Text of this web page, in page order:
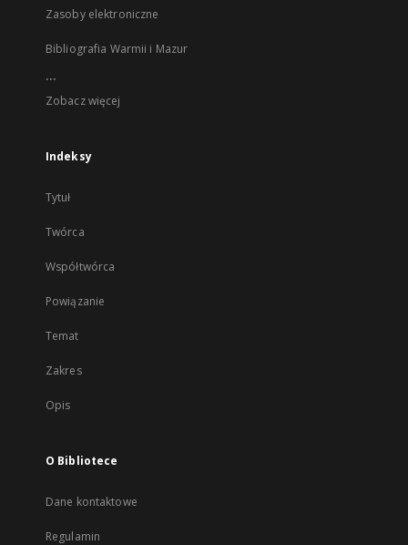
Zasoby elektroniczne
Bibliografia Warmii i Mazur
...
Zobacz więcej
Indeksy
Tytuł
Twórca
Współtwórca
Powiązanie
Temat
Zakres
Opis
O Bibliotece
Dane kontaktowe
Regulamin